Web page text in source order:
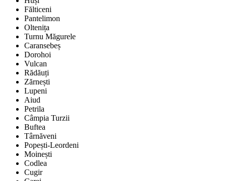
Fălticeni
Pantelimon
Oltenița
Turnu Măgurele
Caransebeș
Dorohoi
Vulcan
Rădăuți
Zărnești
Lupeni
Aiud
Petrila
Câmpia Turzii
Buftea
Târnăveni
Popești-Leordeni
Moinești
Codlea
Cugir